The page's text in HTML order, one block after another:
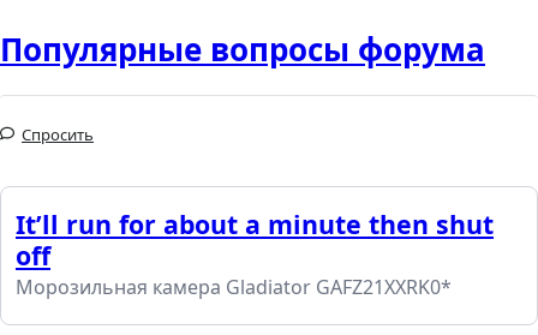
Популярные вопросы форума
Спросить
It’ll run for about a minute then shut
off
Морозильная камера Gladiator GAFZ21XXRK0*